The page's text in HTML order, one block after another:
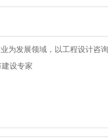
为发展领域，以工程设计咨
设专家